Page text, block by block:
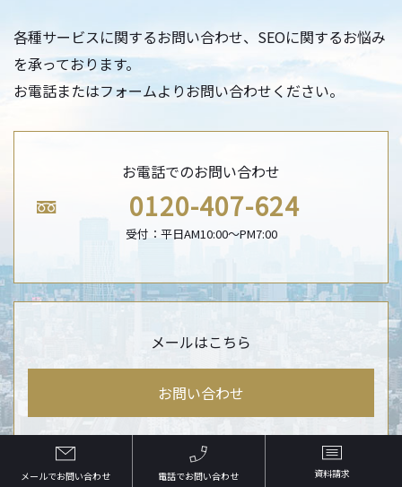
各種サービスに関するお問い合わせ、SEOに関するお悩み
を承っております。
お電話またはフォームよりお問い合わせください。
お電話でのお問い合わせ
0120-407-624
受付：平日AM10:00〜PM7:00
メールはこちら
お問い合わせ
メールでお問い合わせ 電話でお問い合わせ 資料請求